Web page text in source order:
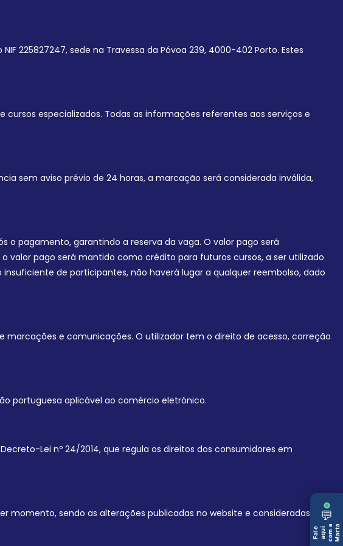
225827247, sede na Travessa da Póvoa 239, 4000-402 Porto. Estes
cursos especializados. Todas as informações referentes aos serviços e
sem aviso prévio de 24 horas, a marcação será considerada inválida,
o pagamento, garantindo a reserva da vaga. O valor pago será
valor pago será mantido como crédito para futuros cursos, a ser utilizado
de participantes, não haverá lugar a qualquer reembolso, dado
marcações e comunicações. O utilizador tem o direito de acesso, correção
portuguesa aplicável ao comércio eletrónico.
Lei nº 24/2014, que regula os direitos dos consumidores em
momento, sendo as alterações publicadas no website e consideradas
💬
Fale aquicom aMarta